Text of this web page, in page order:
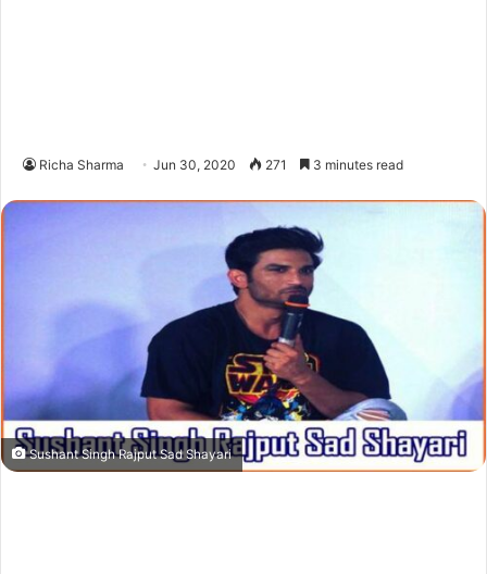
Richa Sharma Jun 30, 2020 271 3 minutes read
Sushant Singh Rajput Sad Shayari